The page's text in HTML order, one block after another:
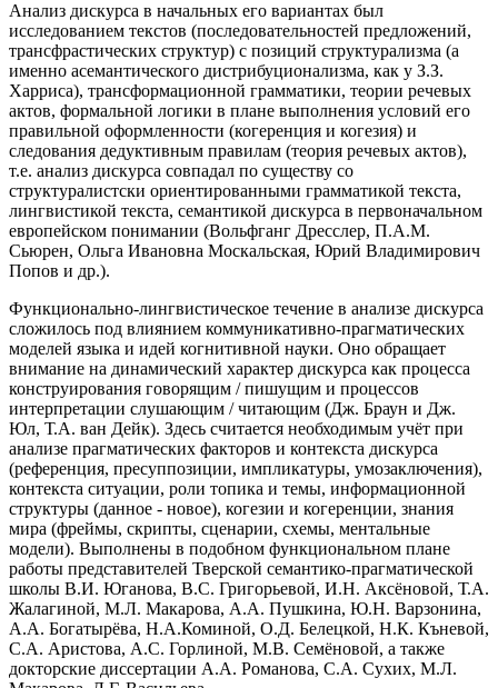
Анализ дискурса в начальных его вариантах был
исследованием текстов (последовательностей предложений,
трансфрастических структур) с позиций структурализма (а
именно асемантического дистрибуционализма, как у З.З.
Харриса), трансформационной грамматики, теории речевых
актов, формальной логики в плане выполнения условий его
правильной оформленности (когеренция и когезия) и
следования дедуктивным правилам (теория речевых актов),
т.е. анализ дискурса совпадал по существу со
структуралистски ориентированными грамматикой текста,
лингвистикой текста, семантикой дискурса в первоначальном
европейском понимании (Вольфганг Дресслер, П.А.М.
Сьюрен, Ольга Ивановна Москальская, Юрий Владимирович
Попов и др.).
Функционально-лингвистическое течение в анализе дискурса
сложилось под влиянием коммуникативно-прагматических
моделей языка и идей когнитивной науки. Оно обращает
внимание на динамический характер дискурса как процесса
конструирования говорящим / пишущим и процессов
интерпретации слушающим / читающим (Дж. Браун и Дж.
Юл, Т.А. ван Дейк). Здесь считается необходимым учёт при
анализе прагматических факторов и контекста дискурса
(референция, пресуппозиции, импликатуры, умозаключения),
контекста ситуации, роли топика и темы, информационной
структуры (данное - новое), когезии и когеренции, знания
мира (фреймы, скрипты, сценарии, схемы, ментальные
модели). Выполнены в подобном функциональном плане
работы представителей Тверской семантико-прагматической
школы В.И. Юганова, В.С. Григорьевой, И.Н. Аксёновой, Т.А.
Жалагиной, М.Л. Макарова, А.А. Пушкина, Ю.Н. Варзонина,
А.А. Богатырёва, Н.А.Коминой, О.Д. Белецкой, Н.К. Къневой,
С.А. Аристова, А.С. Горлиной, М.В. Семёновой, а также
докторские диссертации А.А. Романова, С.А. Сухих, М.Л.